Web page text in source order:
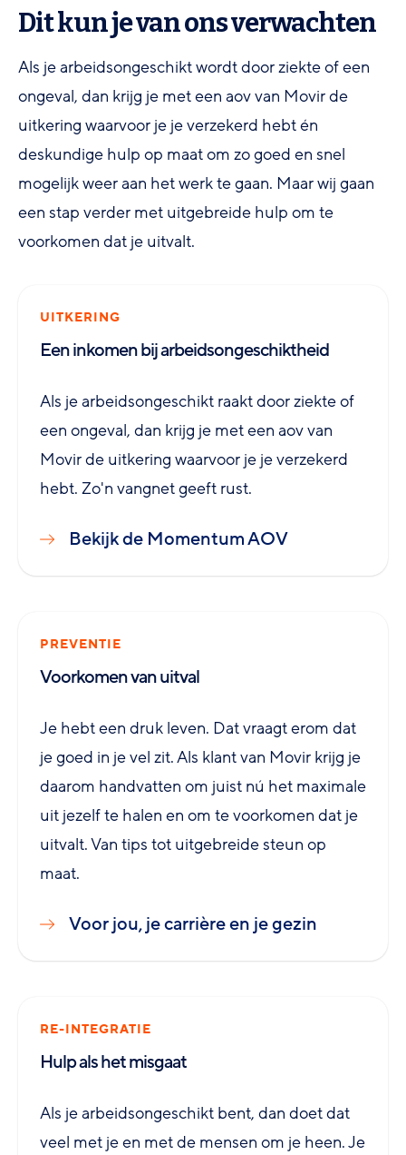
Dit kun je van ons verwachten
Als je arbeidsongeschikt wordt door ziekte of een
ongeval, dan krijg je met een aov van Movir de
uitkering waarvoor je je verzekerd hebt én
deskundige hulp op maat om zo goed en snel
mogelijk weer aan het werk te gaan. Maar wij gaan
een stap verder met uitgebreide hulp om te
voorkomen dat je uitvalt.
Een inkomen bij arbeidsongeschiktheid
UITKERING
Als je arbeidsongeschikt raakt door ziekte of
een ongeval, dan krijg je met een aov van
Movir de uitkering waarvoor je je verzekerd
hebt. Zo'n vangnet geeft rust.
Bekijk de Momentum AOV
Voorkomen van uitval
PREVENTIE
Je hebt een druk leven. Dat vraagt erom dat
je goed in je vel zit. Als klant van Movir krijg je
daarom handvatten om juist nú het maximale
uit jezelf te halen en om te voorkomen dat je
uitvalt. Van tips tot uitgebreide steun op
maat.
Voor jou, je carrière en je gezin
Hulp als het misgaat
RE-INTEGRATIE
Als je arbeidsongeschikt bent, dan doet dat
veel met je en met de mensen om je heen. Je